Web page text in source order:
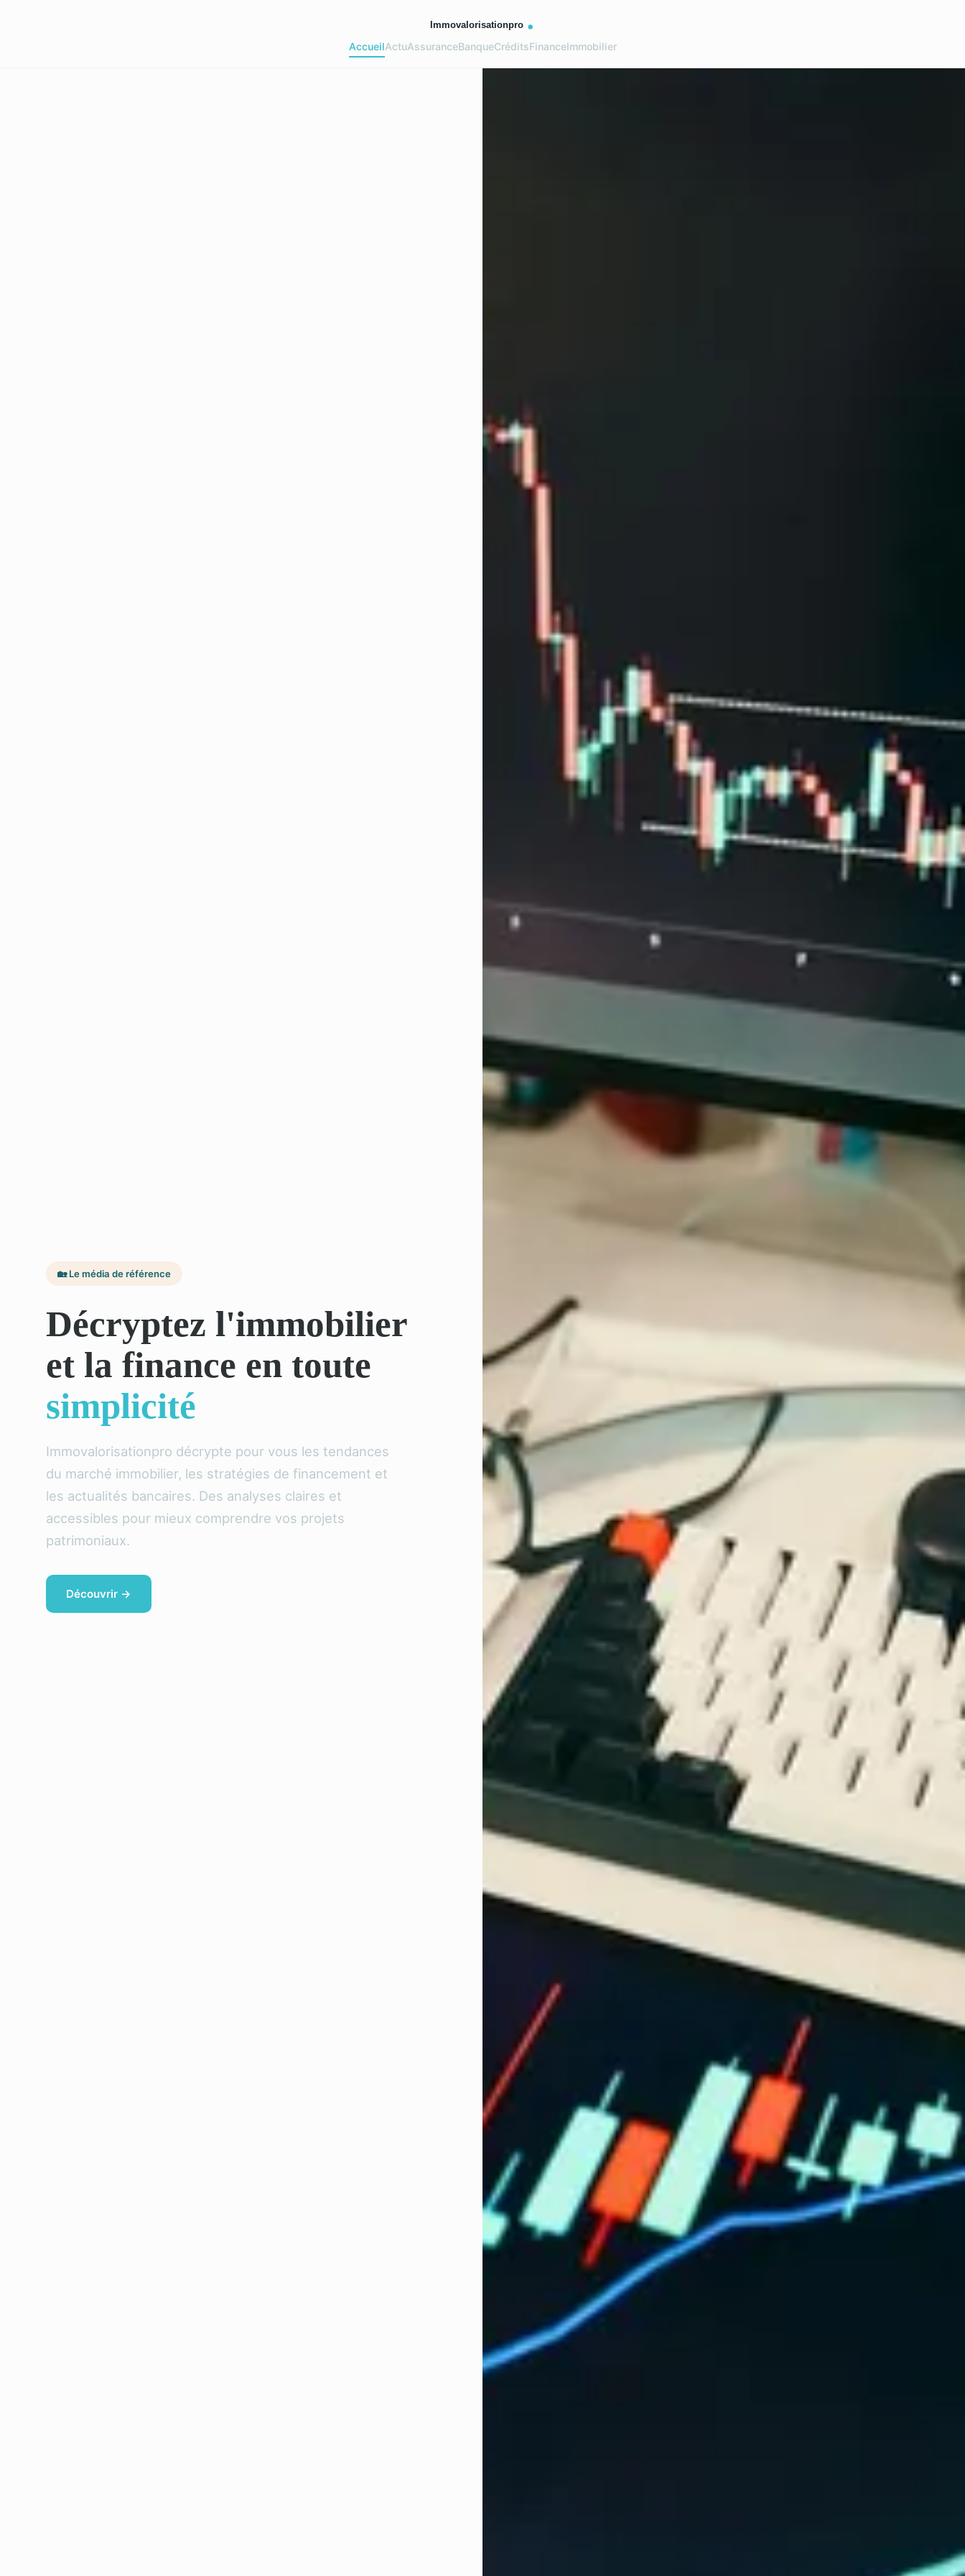
AccueilActuAssuranceBanqueCréditsFinanceImmobilier
🏡 Le média de référence
Décryptez l'immobilier
et la finance en toute
simplicité
Immovalorisationpro décrypte pour vous les tendances
du marché immobilier, les stratégies de financement et
les actualités bancaires. Des analyses claires et
accessibles pour mieux comprendre vos projets
patrimoniaux.
Découvrir →